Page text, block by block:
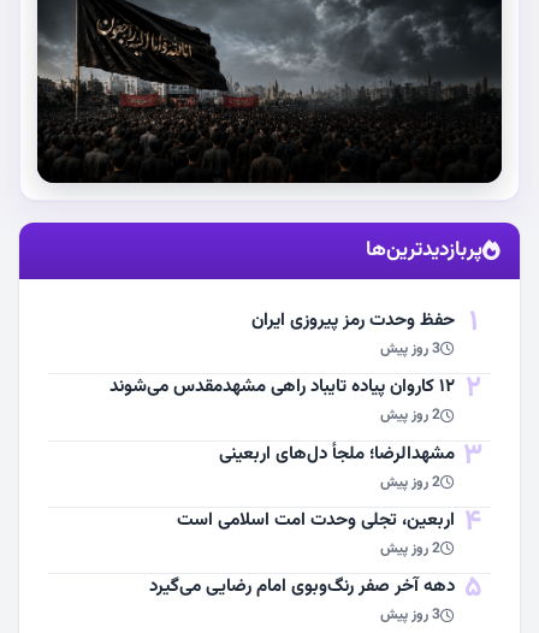
استقبال از آقای شهید ایران
مشاهده اخبار
پربازدیدترین‌ها
1 حفظ وحدت رمز پیروزی ایران
3 روز پیش
2 ۱۲ کاروان پیاده تایباد راهی مشهدمقدس می‌شوند
2 روز پیش
3 مشهد‌الرضا؛ ملجأ دل‌های اربعینی
2 روز پیش
4 اربعین، تجلی وحدت امت اسلامی است
2 روز پیش
5 دهه آخر صفر رنگ‌وبوی امام رضایی می‌گیرد
3 روز پیش